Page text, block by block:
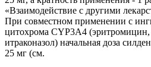
«Взаимодействие с другими
При совместном применении с
цитохрома CYP3A4 (эритромицин,
итраконазол) начальная доза
25 мг (см.